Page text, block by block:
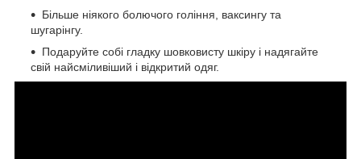
Більше ніякого болючого гоління, ваксингу та
шугарінгу.
Подаруйте собі гладку шовковисту шкіру і надягайте
свій найсміливіший і відкритий одяг.